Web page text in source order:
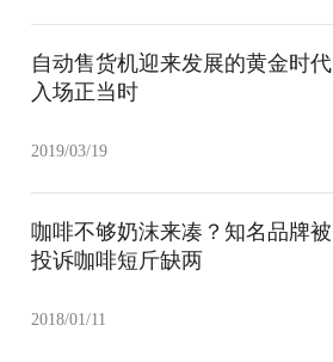
自动售货机迎来发展的黄金时代
入场正当时
2019/03/19
咖啡不够奶沫来凑？知名品牌被
投诉咖啡短斤缺两
2018/01/11